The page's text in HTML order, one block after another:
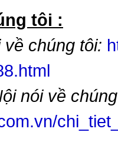
tôi :
chúng tôi:
nói về chúng